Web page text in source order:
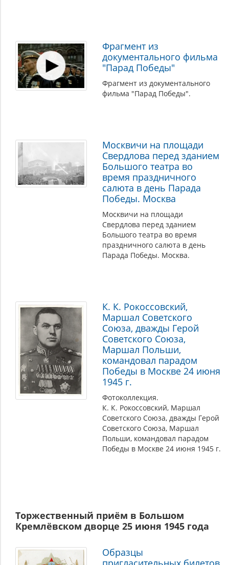
Фрагмент из
документального фильма
"Парад Победы"
Фрагмент из документального
фильма "Парад Победы".
Москвичи на площади
Свердлова перед зданием
Большого театра во
время праздничного
салюта в день Парада
Победы. Москва
Москвичи на площади
Свердлова перед зданием
Большого театра во время
праздничного салюта в день
Парада Победы. Москва.
К. К. Рокоссовский,
Маршал Советского
Союза, дважды Герой
Советского Союза,
Маршал Польши,
командовал парадом
Победы в Москве 24 июня
1945 г.
Фотоколлекция.
К. К. Рокоссовский, Маршал
Советского Союза, дважды Герой
Советского Союза, Маршал
Польши, командовал парадом
Победы в Москве 24 июня 1945 г.
Торжественный приём в Большом
Кремлёвском дворце 25 июня 1945 года
Образцы